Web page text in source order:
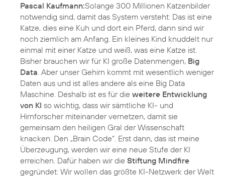
Pascal Kaufmann:Solange 300 Millionen Katzenbilder
notwendig sind, damit das System versteht: Das ist eine
Katze, dies eine Kuh und dort ein Pferd, dann sind wir
noch ziemlich am Anfang. Ein kleines Kind knuddelt nur
einmal mit einer Katze und weiß, was eine Katze ist.
Bisher brauchen wir für KI große Datenmengen, Big
Data. Aber unser Gehirn kommt mit wesentlich weniger
Daten aus und ist alles andere als eine Big Data
Maschine. Deshalb ist es für die weitere Entwicklung
von KI so wichtig, dass wir sämtliche KI- und
Hirnforscher miteinander vernetzen, damit sie
gemeinsam den heiligen Gral der Wissenschaft
knacken: Den „Brain Code“. Erst dann, das ist meine
Überzeugung, werden wir eine neue Stufe der KI
erreichen. Dafür haben wir die Stiftung Mindfire
gegründet: Wir wollen das größte KI-Netzwerk der Welt